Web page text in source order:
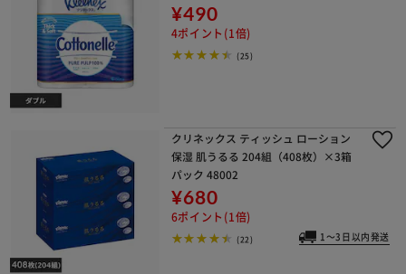
¥490
4ポイント(1倍)
(25)
クリネックス ティッシュ ローション
保湿 肌うるる 204組（408枚）×3箱
パック 48002
¥680
6ポイント(1倍)
(22) 1～3日以内発送